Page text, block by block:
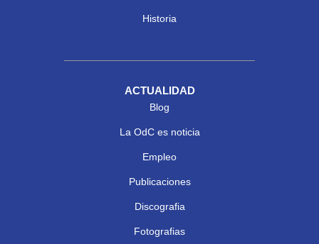
Historia
ACTUALIDAD
Blog
La OdC es noticia
Empleo
Publicaciones
Discografia
Fotografias